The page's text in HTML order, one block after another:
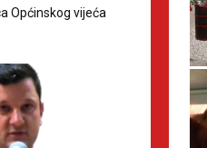
Općinskog vijeća